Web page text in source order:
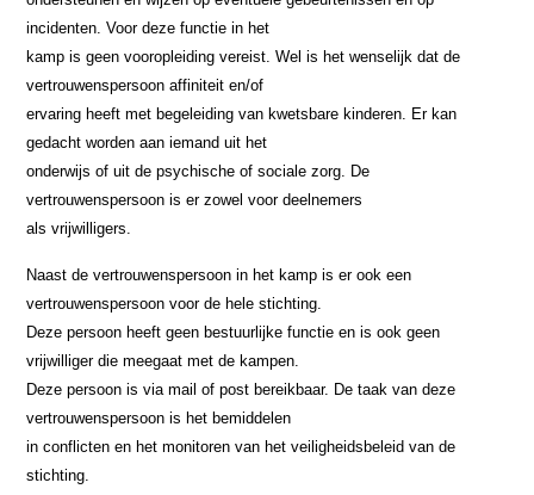
incidenten. Voor deze functie in het
kamp is geen vooropleiding vereist. Wel is het wenselijk dat de
vertrouwenspersoon affiniteit en/of
ervaring heeft met begeleiding van kwetsbare kinderen. Er kan
gedacht worden aan iemand uit het
onderwijs of uit de psychische of sociale zorg. De
vertrouwenspersoon is er zowel voor deelnemers
als vrijwilligers.
Naast de vertrouwenspersoon in het kamp is er ook een
vertrouwenspersoon voor de hele stichting.
Deze persoon heeft geen bestuurlijke functie en is ook geen
vrijwilliger die meegaat met de kampen.
Deze persoon is via mail of post bereikbaar. De taak van deze
vertrouwenspersoon is het bemiddelen
in conflicten en het monitoren van het veiligheidsbeleid van de
stichting.